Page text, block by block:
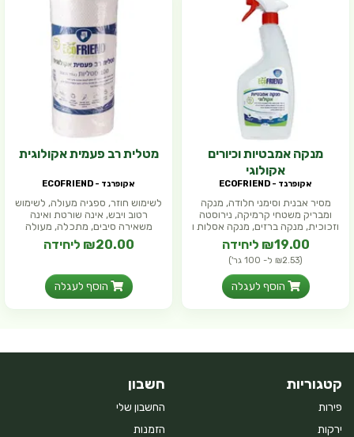
מנקה אמבטיות וכיורים
אקולוגי
אקופרנד - ECOFRIEND
מסיר אבנית וסימני חלודה, מנקה
ומבריק משטחי קרמיקה, נירוסטה
וזכוכית, מנקה ברזים, מנקה אסלות ו
₪19.00 ליחידה
(₪2.53 ל- 100 גר')
הוסף לעגלה
מטלית רב פעמית אקולוגית
אקופרנד - ECOFRIEND
לשימוש חוזר, ספגיה מעולה, לשימוש
רטוב ויבש, אינה שורטת ואינה
משאירה סיבים, מתכלה, מעולה
בספי
₪20.00 ליחידה
הוסף לעגלה
קטגוריות
פירות
ירקות
חשבון
החשבון שלי
הזמנות